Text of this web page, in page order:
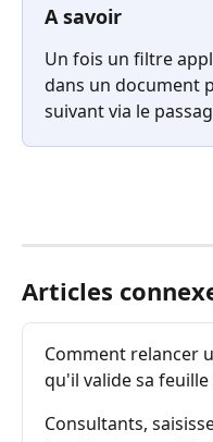
A savoir
Un fois un filtre
dans un document
suivant via le
Articles
Comment relancer
qu'il valide sa feuille
Consultants,